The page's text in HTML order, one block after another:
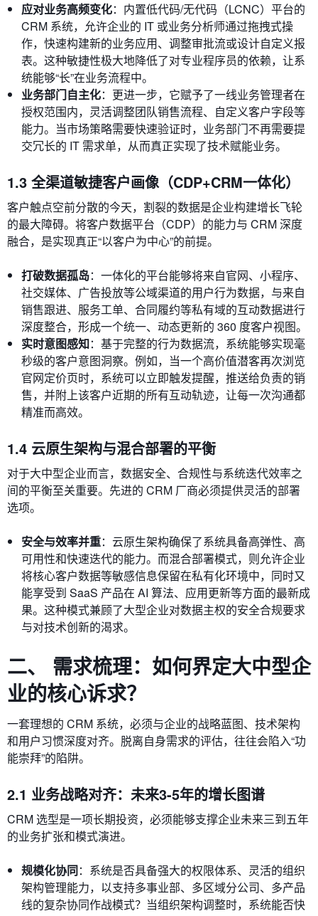
应对业务高频变化：内置低代码/无代码（LCNC）平台的
CRM 系统，允许企业的 IT 或业务分析师通过拖拽式操
作，快速构建新的业务应用、调整审批流或设计自定义报
表。这种敏捷性极大地降低了对专业程序员的依赖，让系
统能够“长”在业务流程中。
业务部门自主化：更进一步，它赋予了一线业务管理者在
授权范围内，灵活调整团队销售流程、自定义客户字段等
能力。当市场策略需要快速验证时，业务部门不再需要提
交冗长的 IT 需求单，从而真正实现了技术赋能业务。
1.3 全渠道敏捷客户画像（CDP+CRM一体化）
客户触点空前分散的今天，割裂的数据是企业构建增长飞轮
的最大障碍。将客户数据平台（CDP）的能力与 CRM 深度
融合，是实现真正“以客户为中心”的前提。
打破数据孤岛：一体化的平台能够将来自官网、小程序、
社交媒体、广告投放等公域渠道的用户行为数据，与来自
销售跟进、服务工单、合同履约等私有域的互动数据进行
深度整合，形成一个统一、动态更新的 360 度客户视图。
实时意图感知：基于完整的行为数据流，系统能够实现毫
秒级的客户意图洞察。例如，当一个高价值潜客再次浏览
官网定价页时，系统可以立即触发提醒，推送给负责的销
售，并附上该客户近期的所有互动轨迹，让每一次沟通都
精准而高效。
1.4 云原生架构与混合部署的平衡
对于大中型企业而言，数据安全、合规性与系统迭代效率之
间的平衡至关重要。先进的 CRM 厂商必须提供灵活的部署
选项。
安全与效率并重：云原生架构确保了系统具备高弹性、高
可用性和快速迭代的能力。而混合部署模式，则允许企业
将核心客户数据等敏感信息保留在私有化环境中，同时又
能享受到 SaaS 产品在 AI 算法、应用更新等方面的最新成
果。这种模式兼顾了大型企业对数据主权的安全合规要求
与对技术创新的渴求。
二、 需求梳理：如何界定大中型企
业的核心诉求？
一套理想的 CRM 系统，必须与企业的战略蓝图、技术架构
和用户习惯深度对齐。脱离自身需求的评估，往往会陷入“功
能崇拜”的陷阱。
2.1 业务战略对齐：未来3-5年的增长图谱
CRM 选型是一项长期投资，必须能够支撑企业未来三到五年
的业务扩张和模式演进。
规模化协同：系统是否具备强大的权限体系、灵活的组织
架构管理能力，以支持多事业部、多区域分公司、多产品
线的复杂协同作战模式？当组织架构调整时，系统能否快